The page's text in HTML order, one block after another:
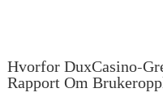
Hvorfor DuxCasino-
Rapport Om